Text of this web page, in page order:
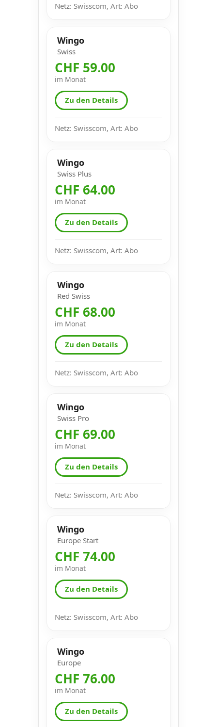
Netz: Swisscom, Art: Abo
Wingo
Swiss
CHF 59.00
im Monat
Zu den Details
Netz: Swisscom, Art: Abo
Wingo
Swiss Plus
CHF 64.00
im Monat
Zu den Details
Netz: Swisscom, Art: Abo
Wingo
Red Swiss
CHF 68.00
im Monat
Zu den Details
Netz: Swisscom, Art: Abo
Wingo
Swiss Pro
CHF 69.00
im Monat
Zu den Details
Netz: Swisscom, Art: Abo
Wingo
Europe Start
CHF 74.00
im Monat
Zu den Details
Netz: Swisscom, Art: Abo
Wingo
Europe
CHF 76.00
im Monat
Zu den Details